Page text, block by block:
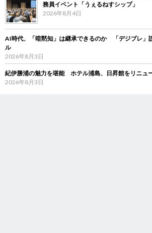
務員イベント「うぇるねすシップ」
2026年8月4日
AI時代、「暗黙知」は継承できるのか 「デジブレ」
ル
2026年8月3日
紀伊勝浦の魅力を堪能 ホテル浦島、日昇館をリニュ
2026年8月3日